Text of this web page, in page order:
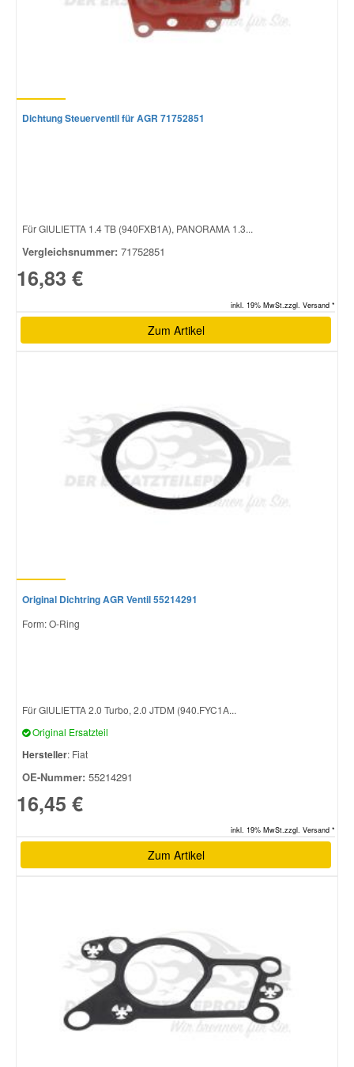
Dichtung Steuerventil für AGR 71752851
Für GIULIETTA 1.4 TB (940FXB1A), PANORAMA 1.3...
Vergleichsnummer: 71752851
16,83 €
inkl. 19% MwSt.zzgl. Versand *
Zum Artikel
Original Dichtring AGR Ventil 55214291
Form: O-Ring
Für GIULIETTA 2.0 Turbo, 2.0 JTDM (940.FYC1A...
Original Ersatzteil
Hersteller: Fiat
OE-Nummer: 55214291
16,45 €
inkl. 19% MwSt.zzgl. Versand *
Zum Artikel